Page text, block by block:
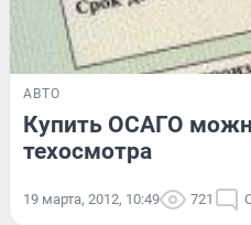
АВТО
Купить ОСАГО
техосмотра
19 марта, 2012, 10:49 721